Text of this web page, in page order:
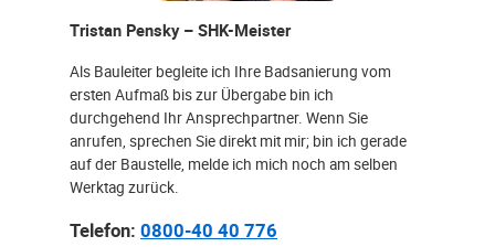
Tristan Pensky – SHK-Meister
Als Bauleiter begleite ich Ihre Badsanierung vom
ersten Aufmaß bis zur Übergabe bin ich
durchgehend Ihr Ansprechpartner. Wenn Sie
anrufen, sprechen Sie direkt mit mir; bin ich gerade
auf der Baustelle, melde ich mich noch am selben
Werktag zurück.
Telefon: 0800-40 40 776